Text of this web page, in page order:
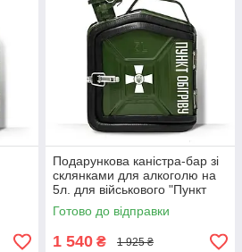
Подарункова каністра-бар зі
склянками для алкоголю на
5л. для військового "Пункт
обігріву" Зелений
Готово до відправки
1 540 ₴ 1 925 ₴